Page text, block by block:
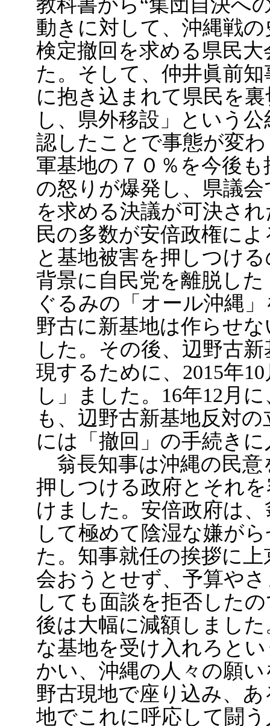
動きに対して、沖縄戦
検定撤回を求める県民
た。そして、仲井眞前
に抱き込まれて県民を
し、県外移設」という
認したことで事態が変
軍基地の７０％を今後
の怒りが爆発し、県議
を求める決議が可決さ
民の多数が安倍政権に
と基地被害を押しつけ
背景に自民党を離脱し
ぐるみの「オール沖縄
野古に新基地は作らせ
した。その後、辺野古
現するために、2015年
し」ました。16年12月
も、辺野古新基地反対
には「撤回」の手続き
翁長知事は沖縄の民意
押しつける政府とそれ
けました。安倍政府は
して極めて陰湿な嫌が
た。知事就任の挨拶に
会おうとせず、予算や
しても面談を拒否した
後は大幅に減額しまし
な基地を受け入れろと
かい、沖縄の人々の願
野古現地で座り込み、
地でこれに呼応して闘